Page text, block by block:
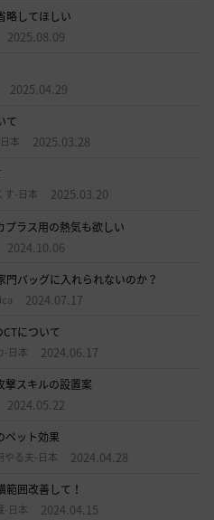
略してほしい
2025.08.09
2025.04.29
て
本 2025.03.28
す-日本 2025.03.20
プラス用の熱気も欲しい
2024.10.06
門バッグに入れられないのか？
2024.07.17
について
-日本 2024.06.17
撃スキルの設置案
2024.05.22
ペット効果
やる夫-日本 2024.04.28
囲改善して！
-日本 2024.04.15